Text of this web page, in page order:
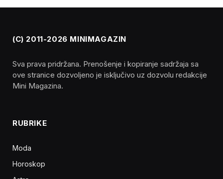
(C) 2011-2026 MINIMAGAZIN
Sva prava pridržana. Prenošenje i kopiranje sadržaja sa
ove stranice dozvoljeno je isključivo uz dozvolu redakcije
Mini Magazina.
RUBRIKE
Moda
Horoskop